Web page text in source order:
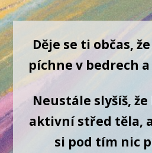
Děje se ti občas,
píchne v bedrech
Neustále slyšíš,
aktivní střed těla,
si pod tím nic